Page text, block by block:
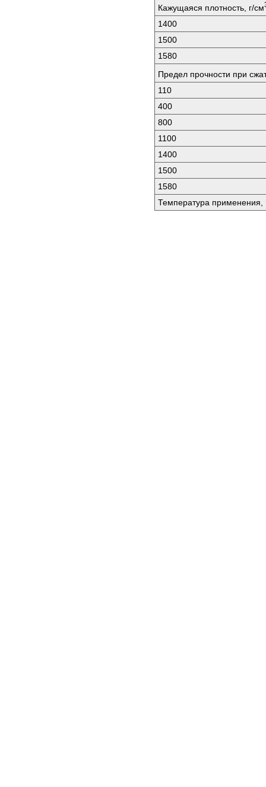
Кажущаяся плотность, г/см
1400
1500
1580
Предел прочности при
110
400
800
1100
1400
1500
1580
Температура применения,